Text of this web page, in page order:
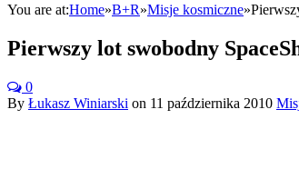
You are at:Home»B+R»Misje kosmiczne»
Pierwszy lot swobodny
0
By Łukasz Winiarski on 11 października 2010